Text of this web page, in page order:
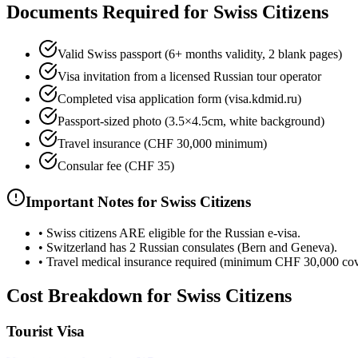
Documents Required for Swiss Citizens
Valid Swiss passport (6+ months validity, 2 blank pages)
Visa invitation from a licensed Russian tour operator
Completed visa application form (visa.kdmid.ru)
Passport-sized photo (3.5×4.5cm, white background)
Travel insurance (CHF 30,000 minimum)
Consular fee (CHF 35)
Important Notes for Swiss Citizens
• Swiss citizens ARE eligible for the Russian e-visa.
• Switzerland has 2 Russian consulates (Bern and Geneva).
• Travel medical insurance required (minimum CHF 30,000
Cost Breakdown for Swiss Citizens
Tourist Visa